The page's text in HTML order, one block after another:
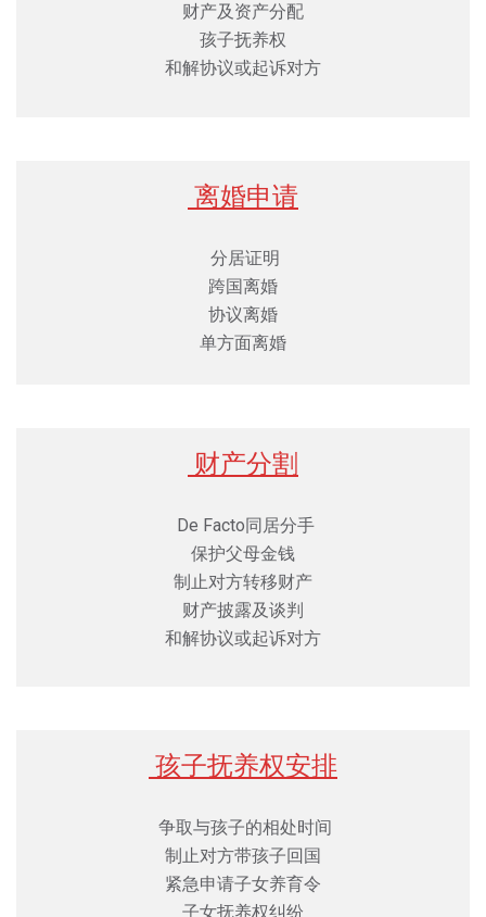
财产及资产分配
孩子抚养权
和解协议或起诉对方
离婚申请
分居证明
跨国离婚
协议离婚
单⽅⾯离婚
财产分割
De Facto同居分⼿
保护父母金钱
制止对方转移财产
财产披露及谈判
和解协议或起诉对方
孩子抚养权安排
争取与孩子的相处时间
制止对方带孩子回国
紧急申请子女养育令
子女抚养权纠纷